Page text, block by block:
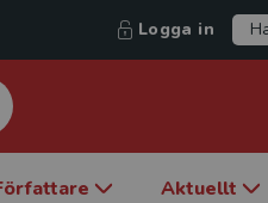
Logga in
Aktuellt